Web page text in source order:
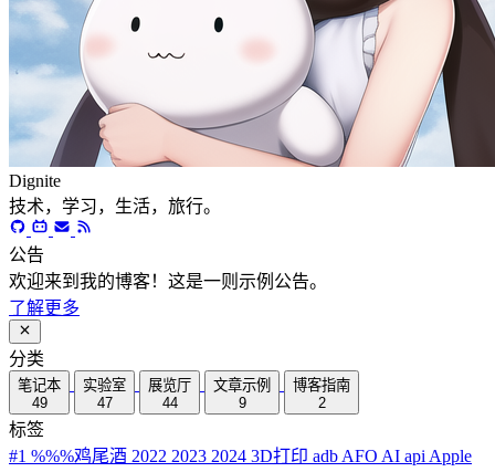
Dignite
技术，学习，生活，旅行。
公告
欢迎来到我的博客！这是一则示例公告。
了解更多
分类
笔记本
49
实验室
47
展览厅
44
文章示例
9
博客指南
2
标签
#1 %%%鸡尾酒 2022 2023 2024 3D打印 adb AFO AI api Apple